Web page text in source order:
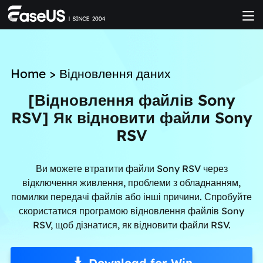
Home> Відновлення даних
[Відновлення файлів Sony
RSV] Як відновити файли Sony
RSV
Ви можете втратити файли Sony RSV через
відключення живлення, проблеми з обладнанням,
помилки передачі файлів або інші причини. Спробуйте
скористатися програмою відновлення файлів Sony
RSV, щоб дізнатися, як відновити файли RSV.